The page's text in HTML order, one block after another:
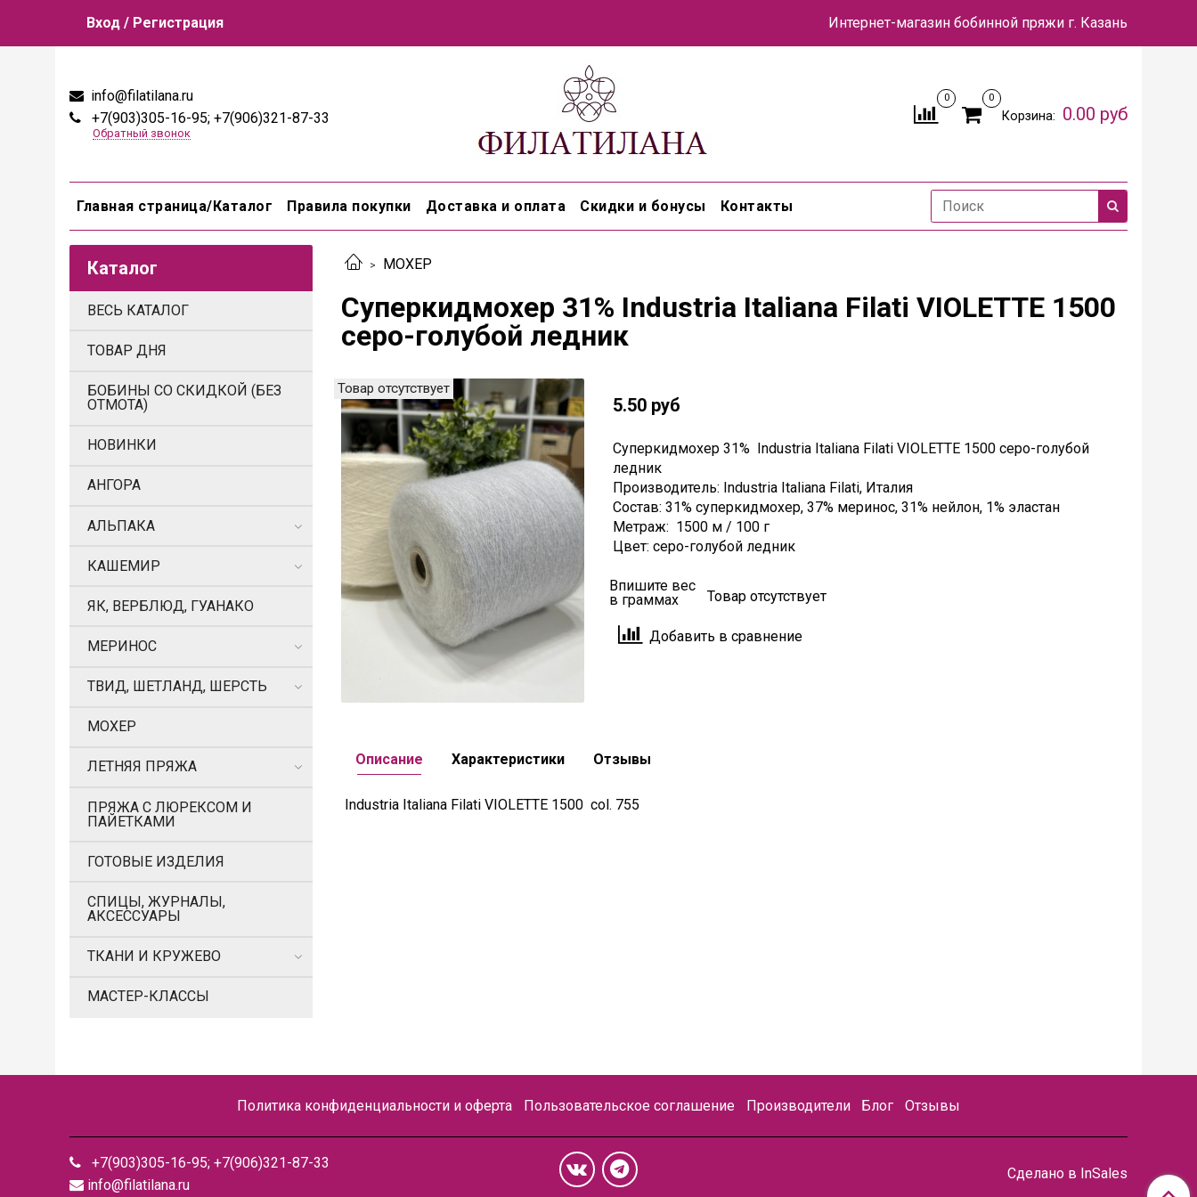
Вход / Регистрация Интернет-магазин бобинной пряжи г. Казань
info@filatilana.ru
+7(903)305-16-95; +7(906)321-87-33
Обратный звонок
0 0
Корзина: 0.00 руб
Главная страница/Каталог Правила покупки Доставка и оплата Скидки и бонусы Контакты
МОХЕР
Суперкидмохер 31% Industria Italiana Filati VIOLETTE 1500
серо-голубой ледник
Товар отсутствует
5.50 руб
Суперкидмохер 31% Industria Italiana Filati VIOLETTE 1500 серо-голубой
ледник
Производитель: Industria Italiana Filati, Италия
Состав: 31% суперкидмохер, 37% меринос, 31% нейлон, 1% эластан
Метраж: 1500 м / 100 г
Цвет: серо-голубой ледник
Впишите вес
в граммах
Товар отсутствует
Добавить в сравнение
Описание
Industria Italiana Filati VIOLETTE 1500 col. 755
Характеристики Отзывы
Каталог
ВЕСЬ КАТАЛОГ
ТОВАР ДНЯ
БОБИНЫ СО СКИДКОЙ (БЕЗ
ОТМОТА)
НОВИНКИ
АНГОРА
АЛЬПАКА
КАШЕМИР
ЯК, ВЕРБЛЮД, ГУАНАКО
МЕРИНОС
ТВИД, ШЕТЛАНД, ШЕРСТЬ
МОХЕР
ЛЕТНЯЯ ПРЯЖА
ПРЯЖА С ЛЮРЕКСОМ И
ПАЙЕТКАМИ
ГОТОВЫЕ ИЗДЕЛИЯ
СПИЦЫ, ЖУРНАЛЫ,
АКСЕССУАРЫ
ТКАНИ И КРУЖЕВО
МАСТЕР-КЛАССЫ
Политика конфиденциальности и оферта Пользовательское соглашение Производители Блог Отзывы
+7(903)305-16-95; +7(906)321-87-33
info@filatilana.ru
Сделано в InSales